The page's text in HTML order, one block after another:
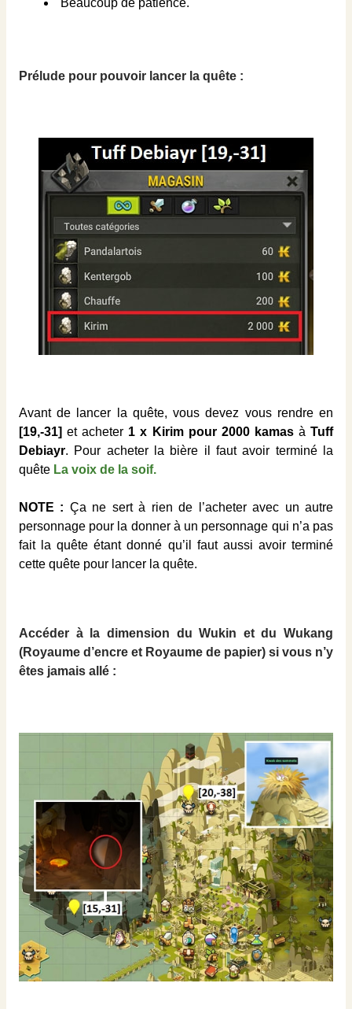
Prélude pour pouvoir lancer la quête :
Avant de lancer la quête, vous devez vous rendre en
[19,-31] et acheter 1 x Kirim pour 2000 kamasàTuff
Debiayr. Pour acheter la bière il faut avoir terminé la
quête La voix de la soif.
NOTE : Ça ne sert à rien de l’acheter avec un autre
personnage pour la donner à un personnage qui n’a pas
fait la quête étant donné qu’il faut aussi avoir terminé
cette quête pour lancer la quête.
Accéder à la dimension du Wukin et du Wukang
(Royaume d’encre et Royaume de papier) si vous n’y
êtes jamais allé :